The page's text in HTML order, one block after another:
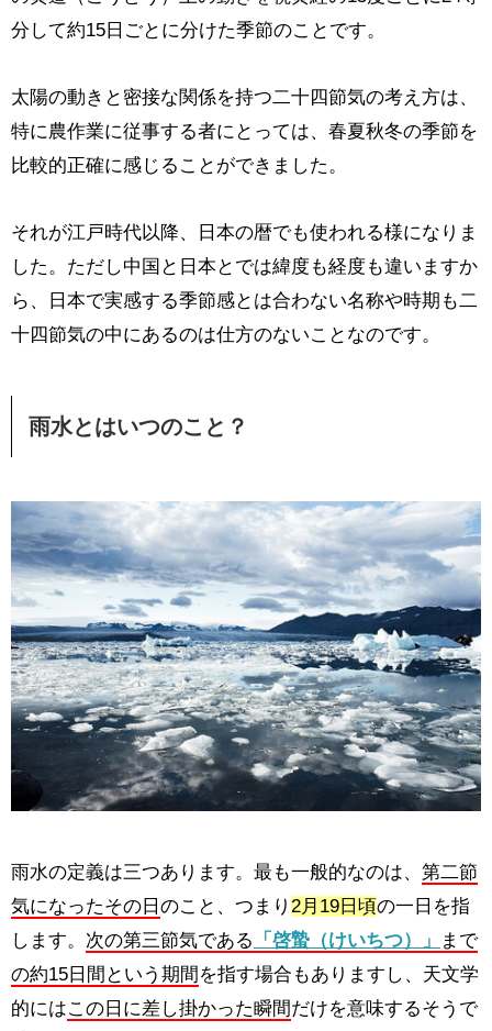
分して約15日ごとに分けた季節のことです。
太陽の動きと密接な関係を持つ二十四節気の考え方は、
特に農作業に従事する者にとっては、春夏秋冬の季節を
比較的正確に感じることができました。
それが江戸時代以降、日本の暦でも使われる様になりま
した。ただし中国と日本とでは緯度も経度も違いますか
ら、日本で実感する季節感とは合わない名称や時期も二
十四節気の中にあるのは仕方のないことなのです。
雨水とはいつのこと？
雨水の定義は三つあります。最も一般的なのは、 第二節
気になったその日 のこと、つまり 2月19日頃の一日を指
します。 次の第三節気である 「啓蟄（けいちつ）」
まで
の約15日間という期間 を指す場合もありますし、天文学
的にはこの日に差し掛かった瞬間だけを意味するそうで